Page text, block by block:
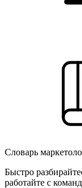
Словарь
Быстро
работайте с